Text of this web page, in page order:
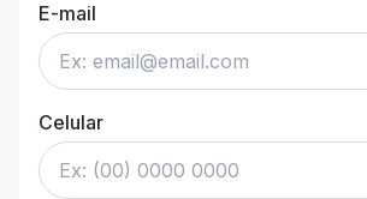
E-mail
Celular